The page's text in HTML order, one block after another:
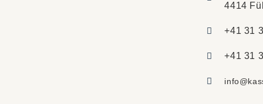
4414
+41 31
+41 31